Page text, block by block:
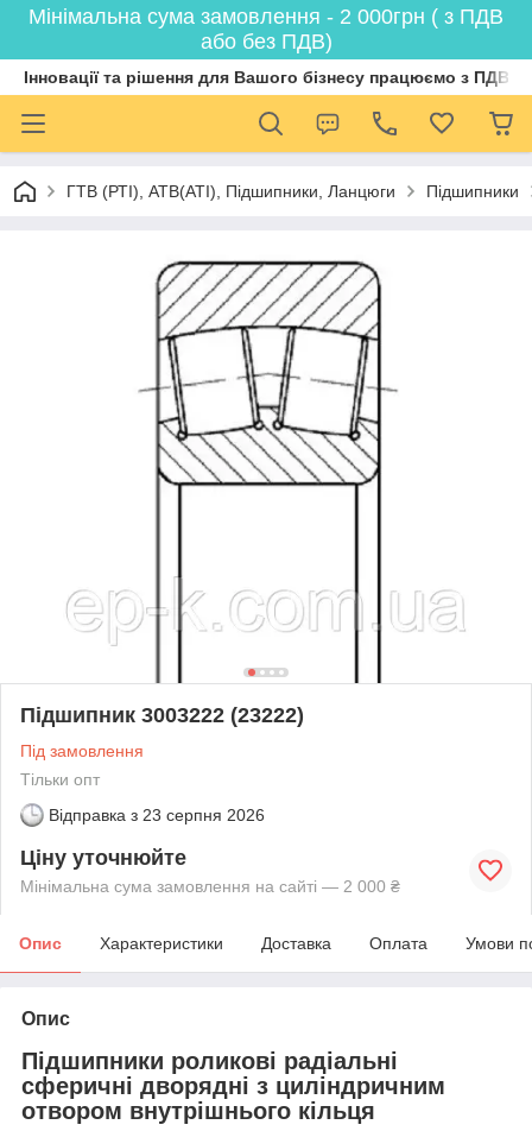
Мінімальна сума замовлення - 2 000грн ( з ПДВ
або без ПДВ)
Інновації та рішення для Вашого бізнесу працюємо з ПДВ
ГТВ (РТI), АТВ(АТI), Пiдшипники, Ланцюги Підшипники
Підшипник 3003222 (23222)
Під замовлення
Тільки опт
Відправка з 23 серпня 2026
Ціну уточнюйте
Мінімальна сума замовлення на сайті — 2 000 ₴
Опис Характеристики Доставка Оплата Умови
Опис
Підшипники роликові радіальні
сферичні дворядні з циліндричним
отвором внутрішнього кільця